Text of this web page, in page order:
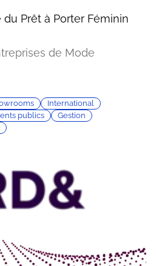
Prêt à Porter Féminin
de Mode
International
publics
Gestion